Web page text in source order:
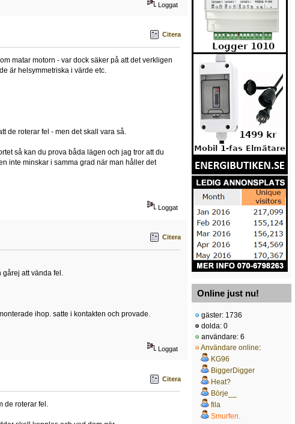
Loggat
Citera
matar motorn - var dock säker på att det verkligen
är helsymmetriska i värde etc.
de roterar fel - men det skall vara så.
så kan du prova båda lägen och jag tror att du
inte minskar i samma grad när man håller det
Loggat
Citera
att vända fel.
ihop. satte i kontakten och provade.
Loggat
Citera
de roterar fel.
Online just nu!
gäster: 1736
dolda: 0
användare: 6
Användare online:
KG96
BiggerDigger
Heat?
Börje__
fila
Smurfen.